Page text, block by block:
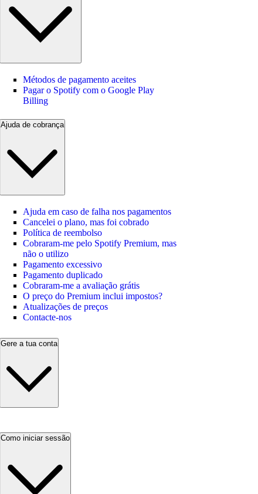
Métodos de pagamento aceites
Pagar o Spotify com o Google Play
Billing
Ajuda de cobrança
Ajuda em caso de falha nos pagamentos
Cancelei o plano, mas foi cobrado
Política de reembolso
Cobraram-me pelo Spotify Premium, mas
não o utilizo
Pagamento excessivo
Pagamento duplicado
Cobraram-me a avaliação grátis
O preço do Premium inclui impostos?
Atualizações de preços
Contacte-nos
Gere a tua conta
Como iniciar sessão